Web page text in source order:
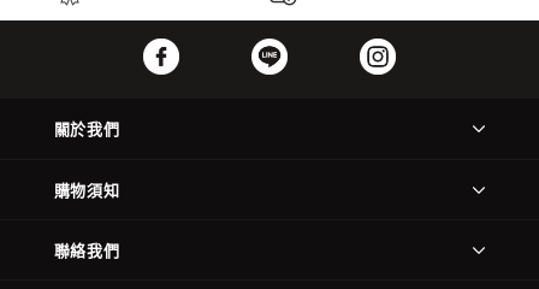
關於我們
購物須知
聯絡我們